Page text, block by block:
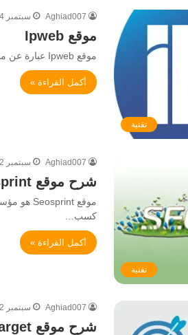
تقنية
Aghiad007 سبتمبر 14, 2021
موقع Ipweb
موقع Ipweb عبارة عن منصة روسية تساعد الأشخاص في ربح العملة، وذلك من خلال عدة خطوات بسيطة، ويكون الربح من…
أكمل القراءة »
تقنية
Aghiad007 سبتمبر 12, 2021
شرح موقع Seosprint
كسب…
أكمل القراءة »
Aghiad007 سبتمبر 12, 2021
شرح موقع Vktarget